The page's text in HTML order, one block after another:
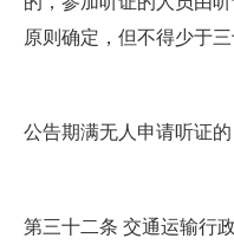
原则确定，但不得少于三
公告期满无人申请听证
第三十二条 交通运输行